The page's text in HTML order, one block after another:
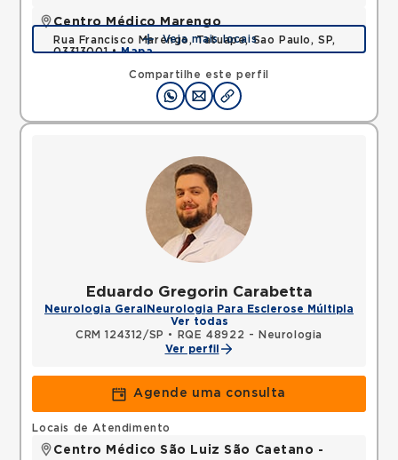
Compartilhe este perfil
Centro Médico Marengo
Rua Francisco Marengo, Tatuape, Sao Paulo, SP,
03313001 •Mapa
Veja mais locais
Eduardo Gregorin Carabetta
Neurologia Geral Neurologia Para Esclerose Múltipla
Ver todas
CRM 124312/SP •
RQE 48922 - Neurologia
Ver perfil
Agende uma consulta
Locais de Atendimento
Centro Médico São Luiz São Caetano -